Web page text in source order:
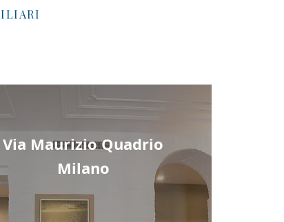
Via Maurizio Quadrio
Milano